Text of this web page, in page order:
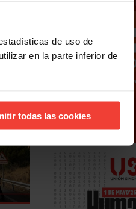
de uso de
en la parte inferior de
todas las cookies